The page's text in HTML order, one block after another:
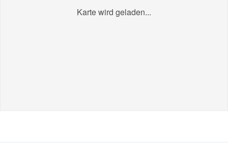
Karte wird geladen...